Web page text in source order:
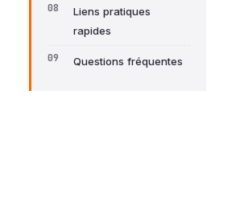
Liens pratiques
rapides
Questions fréquentes